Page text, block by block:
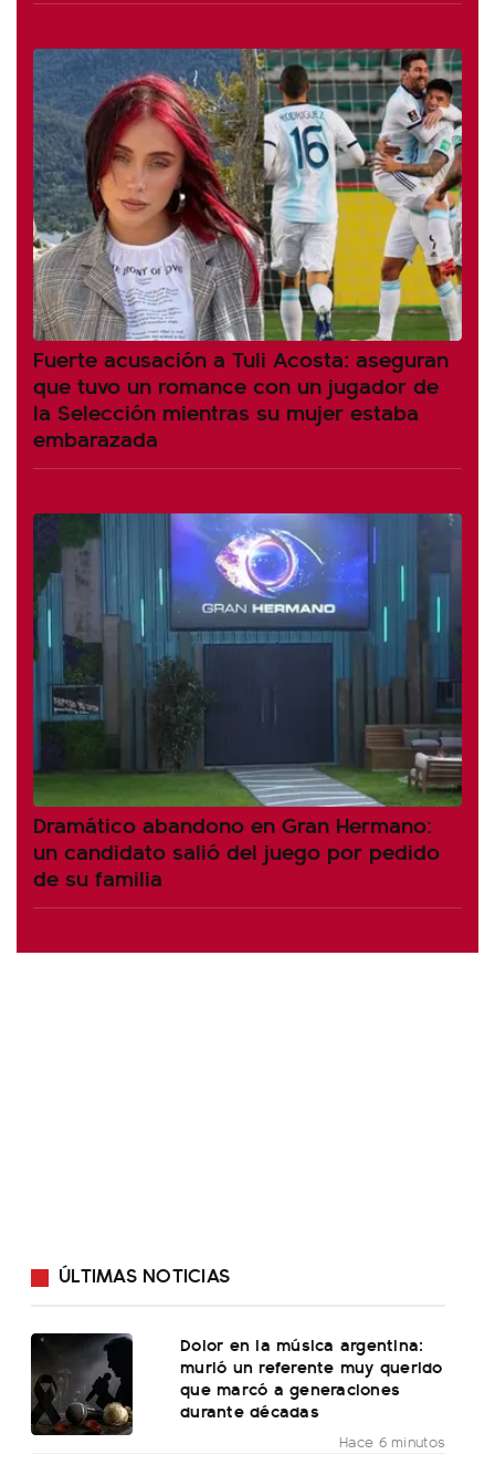
Fuerte acusación a Tuli Acosta: aseguran
que tuvo un romance con un jugador de
la Selección mientras su mujer estaba
embarazada
Dramático abandono en Gran Hermano:
un candidato salió del juego por pedido
de su familia
ÚLTIMAS NOTICIAS
Dolor en la música argentina:
murió un referente muy querido
que marcó a generaciones
durante décadas
Hace 6 minutos